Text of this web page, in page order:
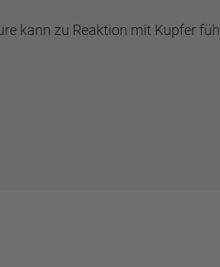
kann zu Reaktion mit Kupfer